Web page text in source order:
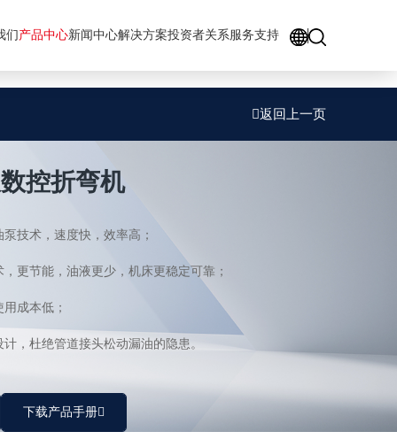
们 产品中心新闻中心解决方案投资者关系服务支持
GO
返回上一页
控折弯机
术，速度快，效率高；
，更节能，油液更少，机床更稳定可靠；
用成本低；
，杜绝管道接头松动漏油的隐患。
下载产品手册